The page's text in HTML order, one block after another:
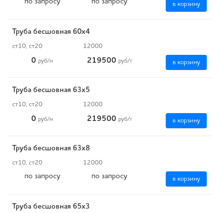
по запросу по запросу в корзину
Труба бесшовная 60х4
ст10, ст20 12000
0 руб/м 219500 руб/т в корзину
Труба бесшовная 63х5
ст10, ст20 12000
0 руб/м 219500 руб/т в корзину
Труба бесшовная 63х8
ст10, ст20 12000
по запросу по запросу в корзину
Труба бесшовная 65х3